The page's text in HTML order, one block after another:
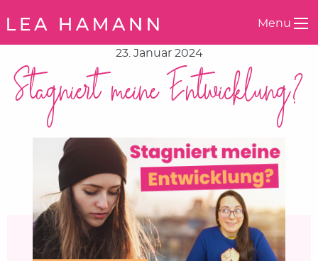
Menu
23. Januar 2024
Stagniert meine Entwicklung?